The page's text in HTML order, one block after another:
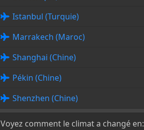
Istanbul (Turquie)
Marrakech (Maroc)
Shanghai (Chine)
Pékin (Chine)
Shenzhen (Chine)
Voyez comment le climat a changé en: